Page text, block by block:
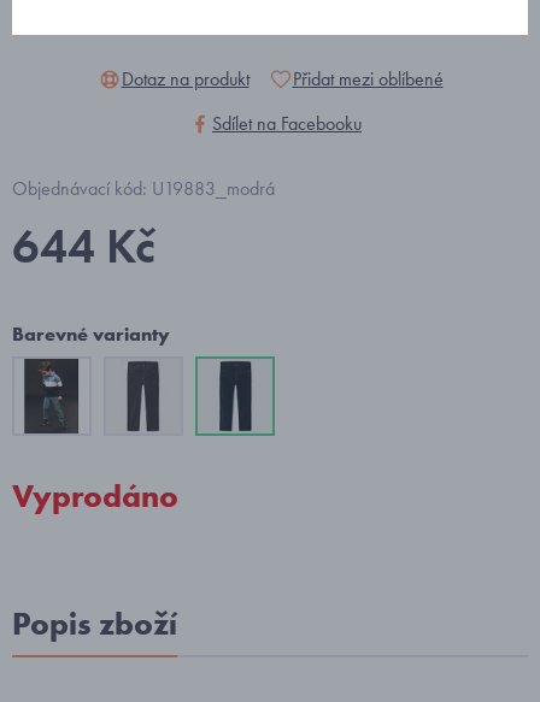
Dotaz na produkt
Přidat mezi oblíbené
Sdílet na Facebooku
Objednávací kód: U19883_modrá
644 Kč
Barevné varianty
Vyprodáno
Popis zboží